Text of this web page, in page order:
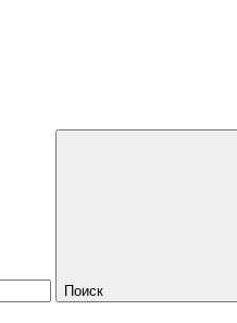
Поиск